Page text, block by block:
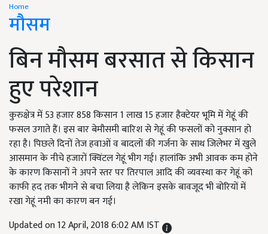
Home
मौसम
बिन मौसम बरसात से किसान
हुए परेशान
कुरुक्षेत्र में 53 हजार 858 किसान 1 लाख 15 हजार हैक्टेयर भूमि में गेहूं की
फसल उगाते हैं। इस बार बेमौसमी बारिश से गेहूं की फसलों को नुक्सान हो
रहा है। पिछले दिनों तेज हवाओं व बादलों की गर्जना के साथ जिलेभर में खुले
आसमान के नीचे हजारों क्विंटल गेहूं भीग गई। हालांकि अभी आवक कम होने
के कारण किसानों ने अपने स्तर पर तिरपाल आदि की व्यवस्था कर गेहूं को
काफी हद तक भीगने से बचा लिया है लेकिन इसके बावजूद भी बोरियों में
रखा गेहूं नमी का कारण बन गई।
Updated on 12 April, 2018 6:02 AM IST